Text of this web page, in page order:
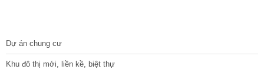
Dự án chung cư
Khu đô thị mới, liền kề, biệt thự